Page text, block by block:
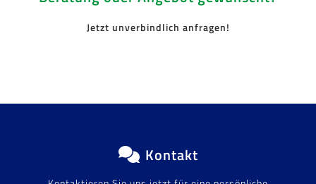
Jetzt unverbindlich anfragen!
Kontakt